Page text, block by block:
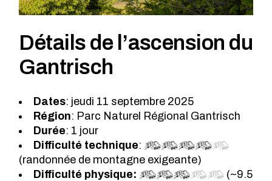
Détails de l’ascension du
Gantrisch
Dates: jeudi 11 septembre 2025
Région: Parc Naturel Régional Gantrisch
Durée: 1 jour
Difficulté technique:
(randonnée de montagne exigeante)
Difficulté physique:
(~9.5